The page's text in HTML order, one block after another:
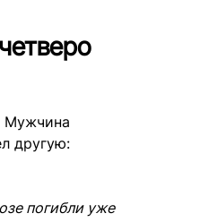
Мужчина
другую:
погибли уже